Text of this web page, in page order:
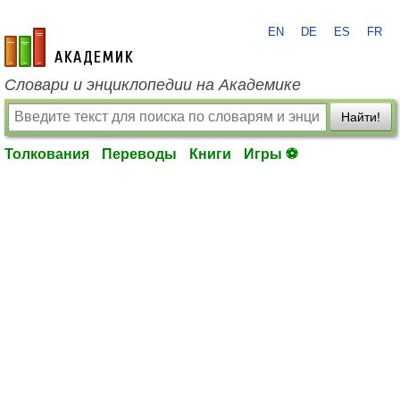
academic.ru
EN DE ES FR
Словари и энциклопедии на Академике
Найти!
Толкования Переводы Книги Игры ⚽